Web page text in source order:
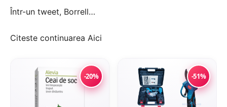
Într-un tweet, Borrell…
Citeste continuarea Aici
-20% -51%